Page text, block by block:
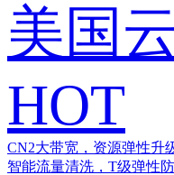
美国
HOT
CN2大带宽，资源弹性升
智能流量清洗，T级弹性